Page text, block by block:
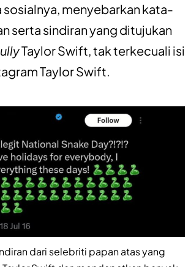
sosialnya, menyebarkan kata-
serta sindiran yang ditujukan
Taylor Swift, tak terkecuali isi
Taylor Swift.
dari selebriti papan atas yang